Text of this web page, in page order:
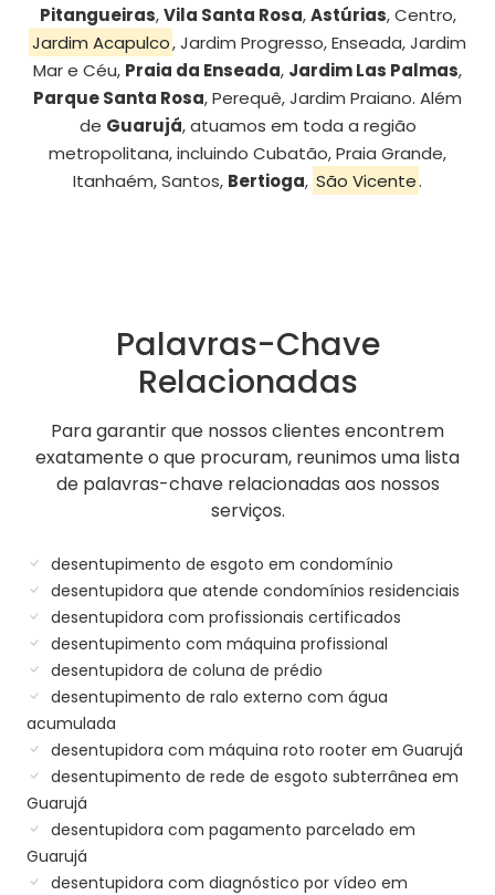
Pitangueiras,Vila Santa Rosa,Astúrias, Centro,
Jardim Acapulco, Jardim Progresso, Enseada, Jardim
Mar e Céu, Praia da Enseada, Jardim Las Palmas,
Parque Santa Rosa, Perequê, Jardim Praiano. Além
de Guarujá, atuamos em toda a região
metropolitana, incluindo Cubatão, Praia Grande,
Itanhaém, Santos, Bertioga, São Vicente.
Palavras-Chave
Relacionadas
Para garantir que nossos clientes encontrem
exatamente o que procuram, reunimos uma lista
de palavras-chave relacionadas aos nossos
serviços.
desentupimento de esgoto em condomínio
desentupidora que atende condomínios residenciais
desentupidora com profissionais certificados
desentupimento com máquina profissional
desentupidora de coluna de prédio
desentupimento de ralo externo com água
acumulada
desentupidora com máquina roto rooter em Guarujá
desentupimento de rede de esgoto subterrânea em
Guarujá
desentupidora com pagamento parcelado em
Guarujá
desentupidora com diagnóstico por vídeo em